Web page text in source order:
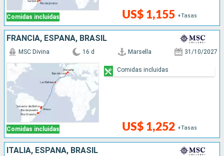
Comidas incluidas US$ 1,155 +Tasas
FRANCIA, ESPAÑA, BRASIL
Comidas incluidas
MSC Divina 16 d Marsella 31/10/2027
US$ 1,252 +Tasas
Comidas incluidas
ITALIA, ESPAÑA, BRASIL